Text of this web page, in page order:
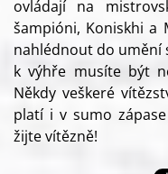
ovládají na
šampióni, Koniskhi a
nahlédnout do umění
k výhře musíte být
Někdy veškeré
platí i v sumo
žijte vítězně!